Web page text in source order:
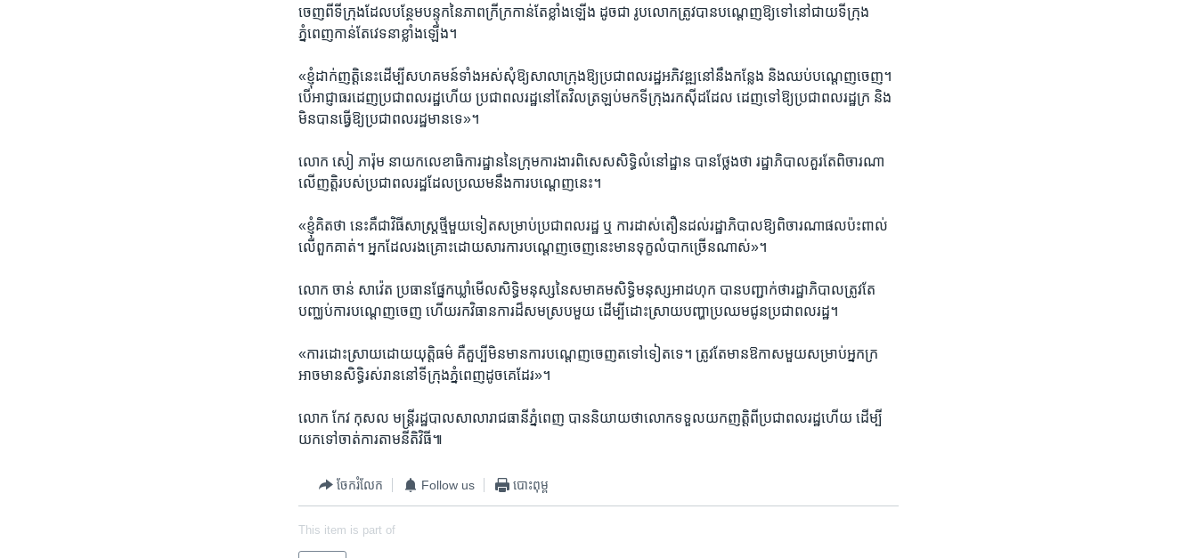
ចេញពី​ទីក្រុងដែល​បន្ថែម​បន្ទុក​នៃ​ភាពក្រីក្រ​កាន់​តែ​ខ្លាំង​ឡើង​ ដូចជា​ រូបលោក​ត្រូវ​បាន​បណ្តេញ​ឱ្យ​ទៅ​នៅ​ជាយ​ទីក្រុង​
ភ្នំពេញ​កាន់​តែ​វេទនា​ខ្លាំង​ឡើង។
«ខ្ញុំ​ដាក់​ញត្តិ​នេះ​ដើម្បី​សហគមន៍​ទាំង​អស់​សុំឱ្យ​សាលា​ក្រុង​ឱ្យ​ប្រជាពលរដ្ឋ​អភិវឌ្ឍ​នៅ​នឹង​កន្លែង​ និង​ឈប់​បណ្តេញ​ចេញ។
បើ​អាជ្ញាធរ​ដេញ​ប្រជាពលរដ្ឋ​ហើយ​ ប្រជាពលរដ្ឋ​នៅ​តែ​វិលត្រឡប់​មក​ទីក្រុង​រក​ស៊ី​ដដែល​ ដេញ​ទៅ​ឱ្យ​ប្រជាពលរដ្ឋ​ក្រ​ និង​
មិន​បាន​ធ្វើឱ្យ​ប្រជាពលរដ្ឋ​មាន​ទេ»។
លោក​ សៀ ​ភារ៉ុម នាយក​លេខាធិការដ្ឋាន​នៃ​ក្រុម​ការងារ​ពិសេស​សិទ្ធិ​លំនៅដ្ឋាន​ បាន​ថ្លែង​ថា​ រដ្ឋាភិបាល​គួរតែ​ពិចារណា​
លើ​ញត្តិ​របស់​ប្រជាពលរដ្ឋ​ដែល​ប្រឈម​នឹង​ការ​បណ្តេញ​នេះ។
«ខ្ញុំ​គិត​ថា​ នេះ​គឺ​ជា​វិធីសាស្ត្រ​ថ្មី​មួយ​ទៀត​សម្រាប់​ប្រជាពលរដ្ឋ​ ឬ​ ការ​ដាស់តឿន​ដល់​រដ្ឋាភិបាល​ឱ្យ​ពិចារណា​ផល​ប៉ះពាល់​
លើ​ពួកគាត់។ អ្នក​ដែល​រងគ្រោះ​ដោយសារ​ការ​បណ្តេញចេញ​នេះ​មាន​ទុក្ខលំបាក​ច្រើន​ណាស់»។
លោក​ ចាន់​ សាវ៉េត​ ប្រធាន​ផ្នែក​ឃ្លាំមើល​សិទ្ធិ​មនុស្ស​នៃ​សមាគម​សិទ្ធិ​មនុស្ស​អាដហុក​ បាន​បញ្ជាក់​ថា​រដ្ឋាភិបាល​ត្រូវតែ​
បញ្ឈប់​ការ​បណ្តេញចេញ​ ហើយ​រក​វិធានការ​ដ៏​សមស្រប​មួយ​ ដើម្បី​ដោះស្រាយ​បញ្ហា​ប្រឈម​ជូន​ប្រជាពលរដ្ឋ។
«ការ​ដោះស្រាយ​ដោយ​យុត្តិធម៌​ គឺ​គួប្បី​មិន​មាន​ការ​បណ្តេញចេញ​ត​ទៅ​ទៀត​ទេ។​ ត្រូវ​តែ​មាន​ឱកាស​មួយ​សម្រាប់​អ្នកក្រ​
អាច​មាន​សិទ្ធិ​រស់រាន​នៅ​ទីក្រុង​ភ្នំពេញ​ដូច​គេ​ដែរ»។
លោក​ កែវ​ កុសល​ មន្ត្រី​រដ្ឋបាល​សាលា​រាជធានី​ភ្នំពេញ​ បាន​និយាយ​ថា​លោក​ទទួល​យក​ញត្តិ​ពី​ប្រជាពលរដ្ឋ​ហើយ​ ដើម្បី​
យក​ទៅ​ចាត់​ការ​តាម​នីតិវិធី៕
ចែករំលែក Follow us បោះពុម្ព
This item is part of